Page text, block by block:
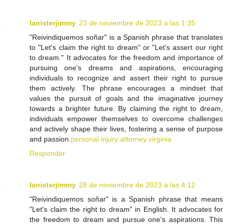
lanisterjimmy 23 de noviembre de 2023 a las 1:35
"Reivindiquemos soñar" is a Spanish phrase that translates
to "Let's claim the right to dream" or "Let's assert our right
to dream." It advocates for the freedom and importance of
pursuing one's dreams and aspirations, encouraging
individuals to recognize and assert their right to pursue
them actively. The phrase encourages a mindset that
values the pursuit of goals and the imaginative journey
towards a brighter future. By claiming the right to dream,
individuals empower themselves to overcome challenges
and actively shape their lives, fostering a sense of purpose
and passion. personal injury attorney virginia
Responder
lanisterjimmy 28 de noviembre de 2023 a las 4:12
"Reivindiquemos soñar" is a Spanish phrase that means
"Let's claim the right to dream" in English. It advocates for
the freedom to dream and pursue one's aspirations. This